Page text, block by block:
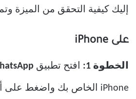
إليك كيفية التحقق من الميزة
على iPhone
الخطوة 1: افتح تطبيق
iPhone الخاص بك واضغط على أيقونة